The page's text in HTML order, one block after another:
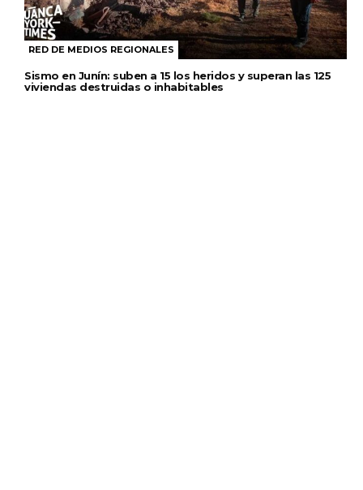
RED DE MEDIOS REGIONALES
Sismo en Junín: suben a 15 los heridos y superan las 125
viviendas destruidas o inhabitables